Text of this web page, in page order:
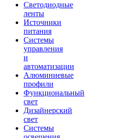
Светодиодные
ленты
Источники
питания
Системы
управления
и
автоматизации
Алюминиевые
профили
Функциональный
свет
Дизайнерский
свет
Системы